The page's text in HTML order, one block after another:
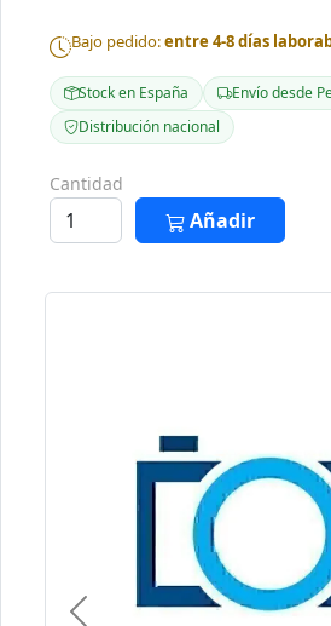
Bajo pedido:entre 4-8 días
Stock en España
Envío desde
Distribución nacional
Cantidad
Añadir